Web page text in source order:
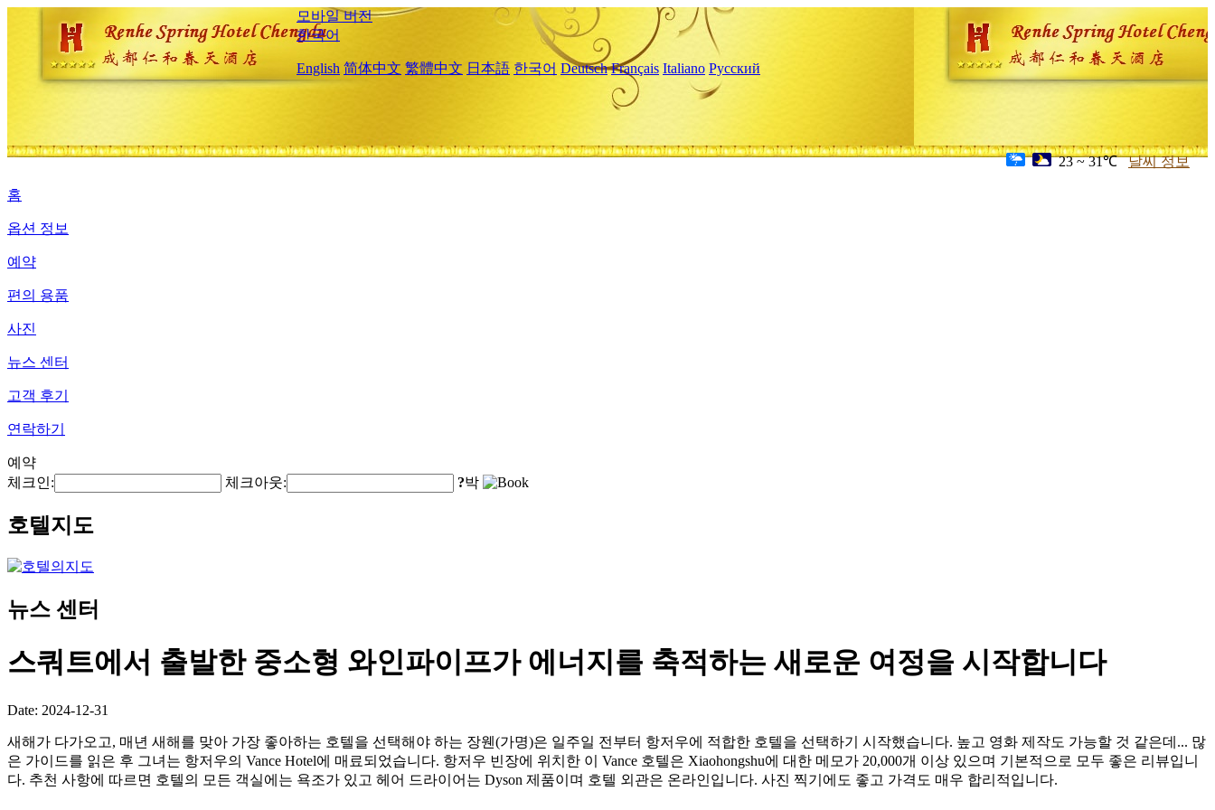
모바일 버전
한국어
English 简体中文 繁體中文 日本語 한국어 Deutsch Français Italiano Русский
23 ~ 31℃ 날씨 정보
홈
옵션 정보
예약
편의 용품
사진
뉴스 센터
고객 후기
연락하기
예약
체크인:
체크아웃: ?박
호텔지도
뉴스 센터
스쿼트에서 출발한 중소형 와인파이프가 에너지를 축적하는 새로운 여정을 시작합니다
Date: 2024-12-31
새해가 다가오고, 매년 새해를 맞아 가장 좋아하는 호텔을 선택해야 하는 장웬(가명)은 일주일 전부터 항저우에 적합한 호텔을 선택하기 시작했습니다. 높고 영화 제작도 가능할 것 같은데... 많
은 가이드를 읽은 후 그녀는 항저우의 Vance Hotel에 매료되었습니다. 항저우 빈장에 위치한 이 Vance 호텔은 Xiaohongshu에 대한 메모가 20,000개 이상 있으며 기본적으로 모두 좋은 리뷰입니
다. 추천 사항에 따르면 호텔의 모든 객실에는 욕조가 있고 헤어 드라이어는 Dyson 제품이며 호텔 외관은 온라인입니다. 사진 찍기에도 좋고 가격도 매우 합리적입니다.